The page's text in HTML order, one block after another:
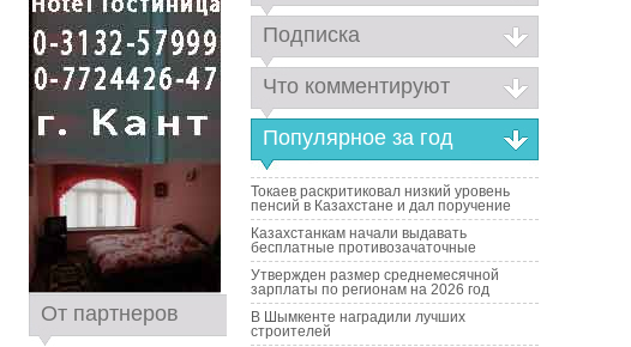
От партнеров
Подписка
Что комментируют
Популярное за год
Токаев раскритиковал низкий уровень
пенсий в Казахстане и дал поручение
Казахстанкам начали выдавать
бесплатные противозачаточные
Утвержден размер среднемесячной
зарплаты по регионам на 2026 год
В Шымкенте наградили лучших
строителей